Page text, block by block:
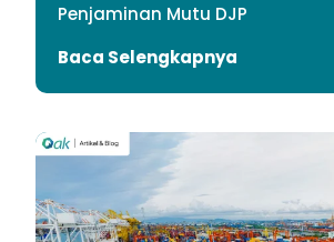
Penjaminan Mutu DJP
Baca Selengkapnya